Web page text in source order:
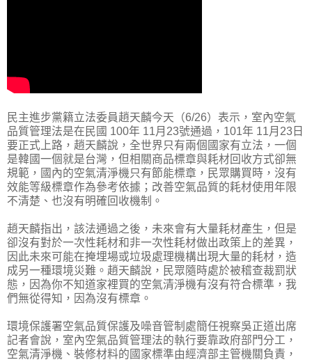
民主進步黨籍立法委員趙天麟今天（6/26）表示，室內空氣
品質管理法是在民國 100年 11月23號通過，101年 11月23日
要正式上路，趙天麟說，全世界只有兩個國家有立法，一個
是韓國一個就是台灣，但相關商品標章與耗材回收方式卻無
規範，國內的空氣清淨機只有節能標章，民眾購買時，沒有
效能等級標章作為參考依據；改善空氣品質的耗材使用年限
不清楚、也沒有明確回收機制。
趙天麟指出，該法通過之後，未來會有大量耗材產生，但是
卻沒有對於一次性耗材和非一次性耗材做出政策上的差異，
因此未來可能在掩埋場或垃圾處理機構出現大量的耗材，造
成另一種環境災難。趙天麟說，民眾隨時處於被稽查裁罰狀
態，因為你不知道家裡買的空氣清淨機有沒有符合標準，我
們無從得知，因為沒有標章。
環境保護署空氣品質保護及噪音管制處簡任視察吳正道出席
記者會說，室內空氣品質管理法的執行要靠政府部門分工，
空氣清淨機、裝修材料的國家標準由經濟部主管機關負責，